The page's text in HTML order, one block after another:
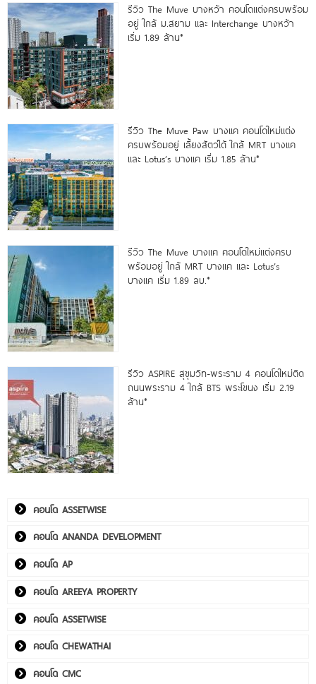
รีวิว The Muve บางหว้า คอนโดแต่งครบพร้อม
อยู่ ใกล้ ม.สยาม และ Interchange บางหว้า
เริ่ม 1.89 ล้าน*
รีวิว The Muve Paw บางแค คอนโดใหม่แต่ง
ครบพร้อมอยู่ เลี้ยงสัตว์ได้ ใกล้ MRT บางแค
และ Lotus’s บางแค เริ่ม 1.85 ล้าน*
รีวิว The Muve บางแค คอนโดใหม่แต่งครบ
พร้อมอยู่ ใกล้ MRT บางแค และ Lotus’s
บางแค เริ่ม 1.89 ลบ.*
รีวิว ASPIRE สุขุมวิท-พระราม 4 คอนโดใหม่ติด
ถนนพระราม 4 ใกล้ BTS พระโขนง เริ่ม 2.19
ล้าน*
คอนโด ASSETWISE
คอนโด ANANDA DEVELOPMENT
คอนโด AP
คอนโด AREEYA PROPERTY
คอนโด ASSETWISE
คอนโด CHEWATHAI
คอนโด CMC